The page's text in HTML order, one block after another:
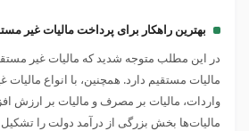
بهترین راهکار برای پرداخت مالیات غیر
در این مطلب متوجه شدید که مالیات غیر
مالیات مستقیم دارد. همچنین، با انواع مالیات
واردات، مالیات بر مصرف و مالیات بر ارزش
مالیات‌ها بخش بزرگی از درآمد دولت را